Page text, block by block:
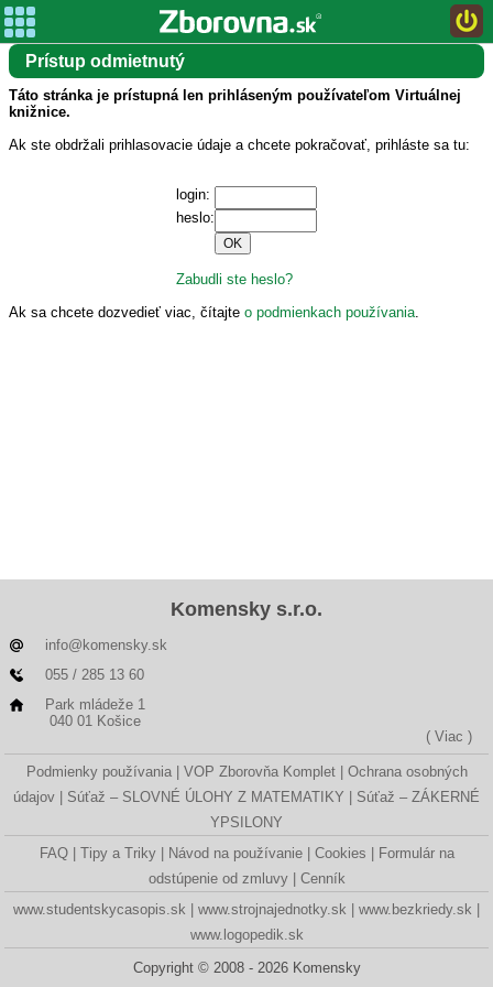
Prístup odmietnutý
Táto stránka je prístupná len prihláseným používateľom Virtuálnej
knižnice.
Ak ste obdržali prihlasovacie údaje a chcete pokračovať, prihláste sa tu:
login:
heslo:
Zabudli ste heslo?
Ak sa chcete dozvedieť viac, čítajte o podmienkach používania.
Komensky s.r.o.
info@komensky.sk
055 / 285 13 60
Park mládeže 1
040 01 Košice
( Viac )
Podmienky používania VOP Zborovňa Komplet
Ochrana osobných
údajov
Súťaž – SLOVNÉ ÚLOHY Z MATEMATIKY
Súťaž – ZÁKERNÉ
YPSILONY
FAQ
Tipy a Triky Návod na používanie Cookies
Formulár na
odstúpenie od zmluvy
Cenník
www.studentskycasopis.sk
www.strojnajednotky.sk
www.bezkriedy.sk
www.logopedik.sk
Copyright © 2008 - 2026 Komensky